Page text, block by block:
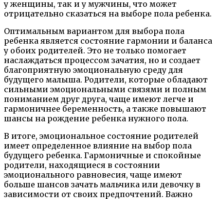
у женщины, так и у мужчины, что может
отрицательно сказаться на выборе пола ребенка.
Оптимальным вариантом для выбора пола
ребенка является состояние гармонии и баланса
у обоих родителей. Это не только помогает
наслаждаться процессом зачатия, но и создает
благоприятную эмоциональную среду для
будущего малыша. Родители, которые обладают
сильными эмоциональными связями и полным
пониманием друг друга, чаще имеют легче и
гармоничнее беременность, а также повышают
шансы на рождение ребенка нужного пола.
В итоге, эмоциональное состояние родителей
имеет определенное влияние на выбор пола
будущего ребенка. Гармоничные и спокойные
родители, находящиеся в состоянии
эмоционального равновесия, чаще имеют
больше шансов зачать мальчика или девочку в
зависимости от своих предпочтений. Важно